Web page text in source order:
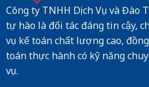
Công ty TNHH Dịch Vụ và Đào
tự hào là đối tác đáng tin cậy,
vụ kế toán chất lượng cao,
toán thực hành có kỹ năng
vụ.